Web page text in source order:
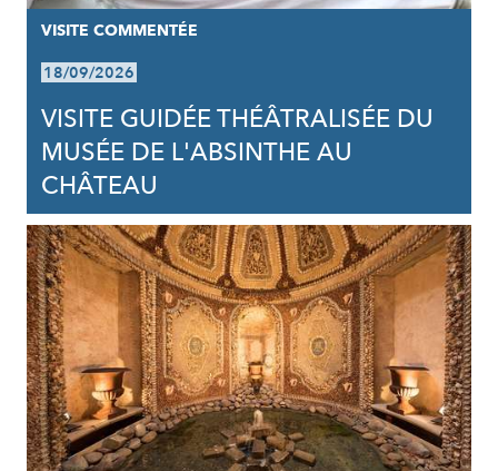
VISITE COMMENTÉE
18/09/2026
VISITE GUIDÉE THÉÂTRALISÉE DU
MUSÉE DE L'ABSINTHE AU
CHÂTEAU